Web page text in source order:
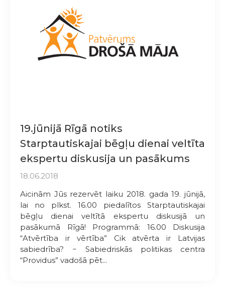
19.jūnijā Rīgā notiks
Starptautiskajai bēgļu dienai veltīta
ekspertu diskusija un pasākums
18.06.2018
Aicinām Jūs rezervēt laiku 2018. gada 19. jūnijā,
lai no plkst. 16.00 piedalītos Starptautiskajai
bēgļu dienai veltītā ekspertu diskusijā un
pasākumā Rīgā! Programmā: 16.00 Diskusija
“Atvērtība ir vērtība” Cik atvērta ir Latvijas
sabiedrība? − Sabiedriskās politikas centra
“Providus” vadošā pēt...